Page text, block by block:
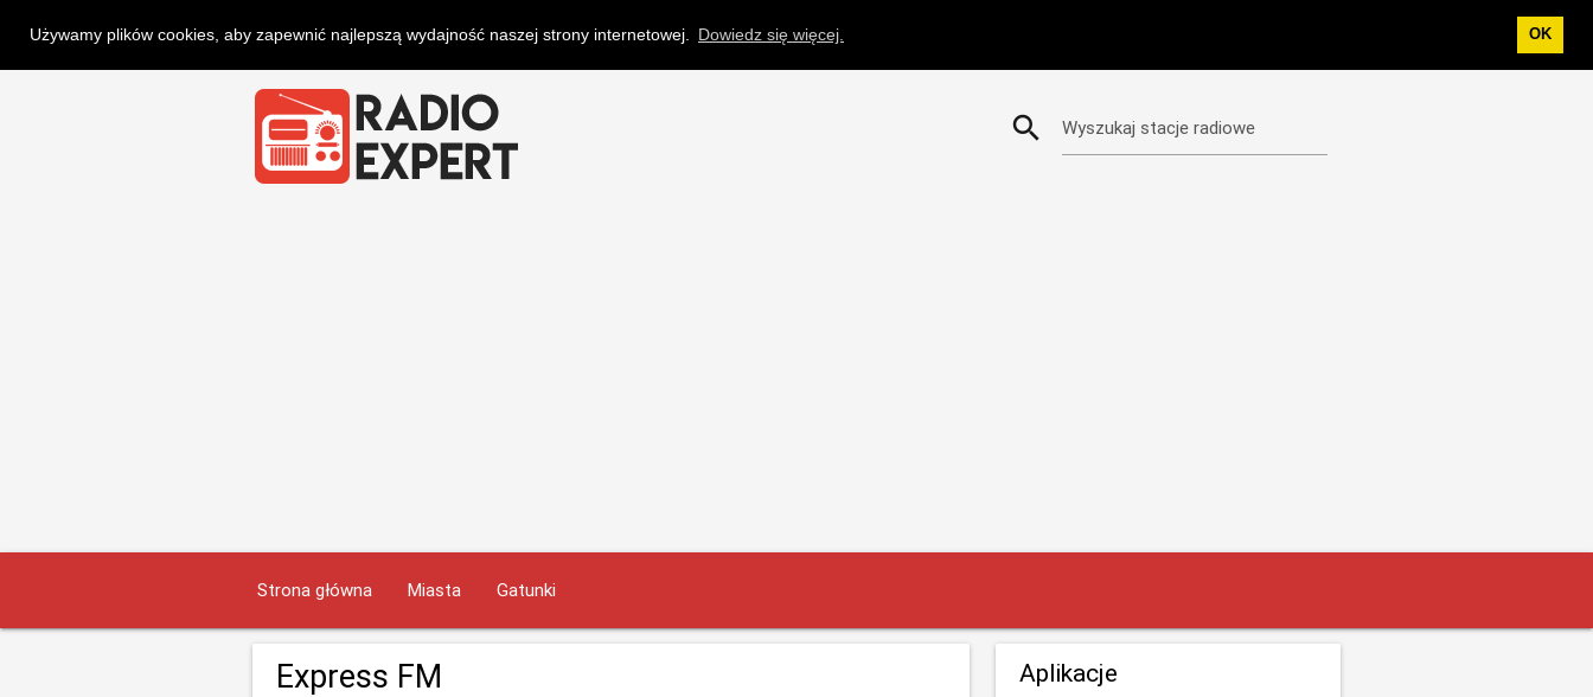
Używamy plików cookies, aby zapewnić najlepszą wydajność naszej strony internetowej. Dowiedz się więcej. OK
search Wyszukaj stacje radiowe
Strona główna Miasta Gatunki
Express FM Aplikacje